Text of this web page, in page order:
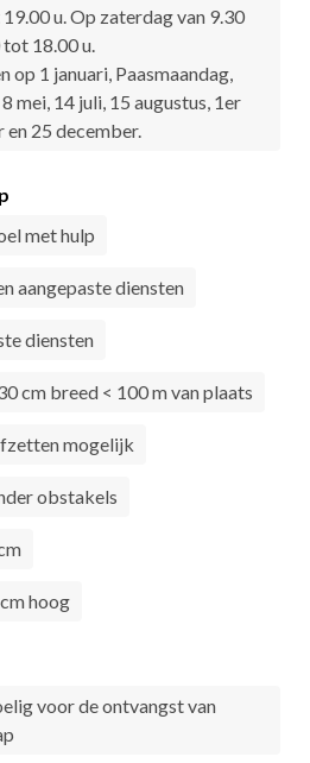
u. Op zaterdag van 9.30
18.00 u.
op 1 januari, Paasmaandag,
mei, 14 juli, 15 augustus, 1er
en 25 december.
met hulp
aangepaste diensten
diensten
cm breed < 100 m van plaats
mogelijk
obstakels
hoog
voor de ontvangst van